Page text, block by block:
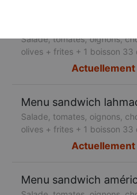
Salade, tomates, oignons,
olives + frites + 1 boisson 33
Menu sandwich
Salade, tomates, oignons,
olives + frites + 1 boisson 33
Menu sandwich